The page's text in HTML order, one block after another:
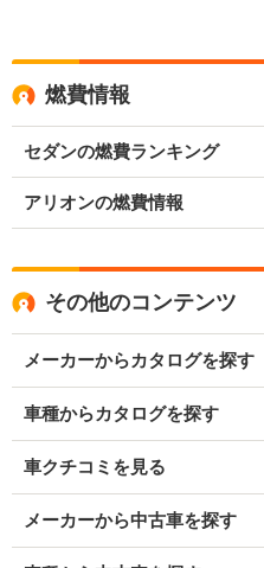
燃費情報
セダンの燃費ランキング
アリオンの燃費情報
その他のコンテンツ
メーカーからカタログを探す
車種からカタログを探す
車クチコミを見る
メーカーから中古車を探す